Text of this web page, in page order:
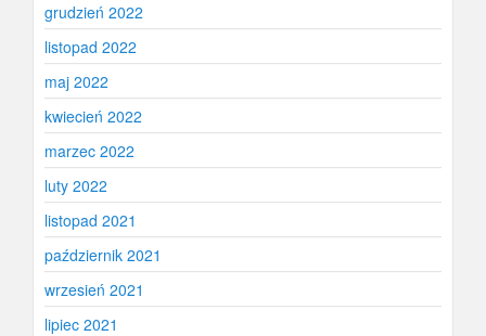
grudzień 2022
listopad 2022
maj 2022
kwiecień 2022
marzec 2022
luty 2022
listopad 2021
październik 2021
wrzesień 2021
lipiec 2021